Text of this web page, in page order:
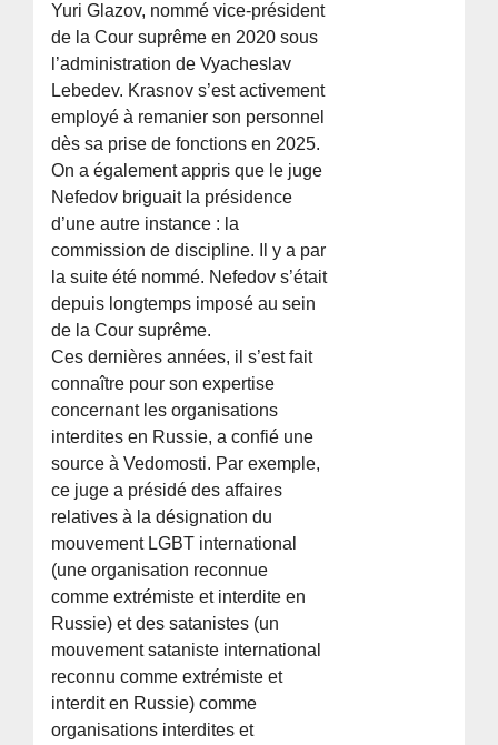
Yuri Glazov, nommé vice-président
de la Cour suprême en 2020 sous
l’administration de Vyacheslav
Lebedev. Krasnov s’est activement
employé à remanier son personnel
dès sa prise de fonctions en 2025.
On a également appris que le juge
Nefedov briguait la présidence
d’une autre instance : la
commission de discipline. Il y a par
la suite été nommé. Nefedov s’était
depuis longtemps imposé au sein
de la Cour suprême.
Ces dernières années, il s’est fait
connaître pour son expertise
concernant les organisations
interdites en Russie, a confié une
source à Vedomosti. Par exemple,
ce juge a présidé des affaires
relatives à la désignation du
mouvement LGBT international
(une organisation reconnue
comme extrémiste et interdite en
Russie) et des satanistes (un
mouvement sataniste international
reconnu comme extrémiste et
interdit en Russie) comme
organisations interdites et